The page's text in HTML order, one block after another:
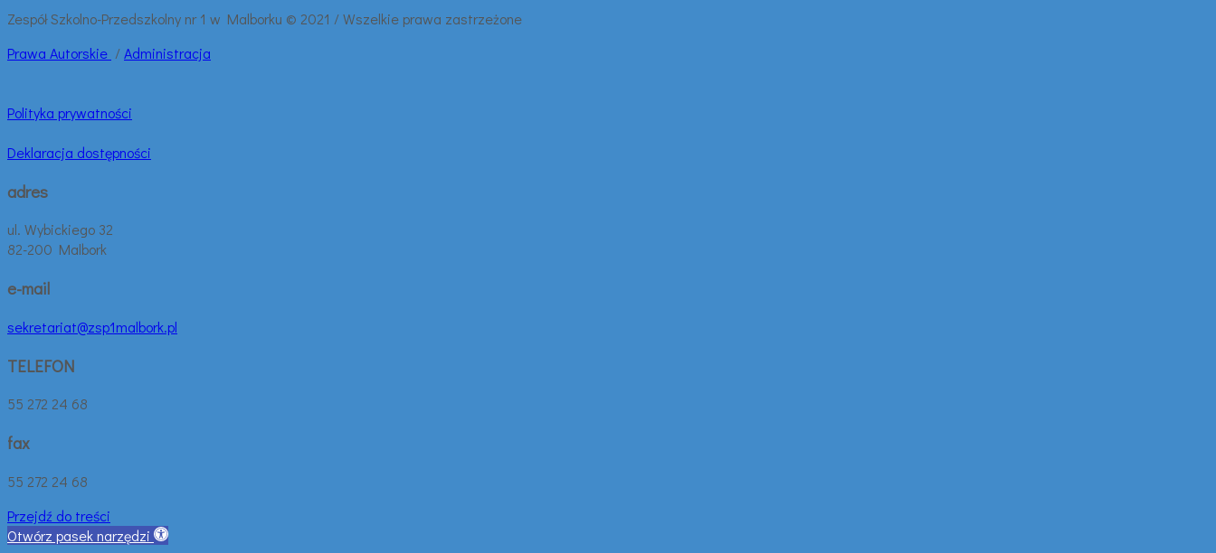
Zespół Szkolno-Przedszkolny nr 1 w Malborku © 2021 / Wszelkie prawa zastrzeżone
Prawa Autorskie /Administracja
Polityka prywatności
Deklaracja dostępności
adres
ul. Wybickiego 32
82-200 Malbork
e-mail
sekretariat@zsp1malbork.pl
TELEFON
55 272 24 68
fax
55 272 24 68
Przejdź do treści
Otwórz pasek narzędzi